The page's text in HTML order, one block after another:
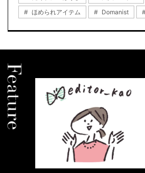
ほめられアイテム
Domanist